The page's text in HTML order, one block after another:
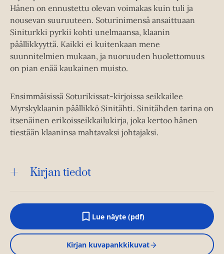
Hänen on ennustettu olevan voimakas kuin tuli ja
nousevan suuruuteen. Soturinimensä ansaittuaan
Siniturkki pyrkii kohti unelmaansa, klaanin
päällikkyyttä. Kaikki ei kuitenkaan mene
suunnitelmien mukaan, ja nuoruuden huolettomuus
on pian enää kaukainen muisto.
Ensimmäisissä Soturikissat-kirjoissa seikkailee
Myrskyklaanin päällikkö Sinitähti. Sinitähden tarina on
itsenäinen erikoisseikkailukirja, joka kertoo hänen
tiestään klaaninsa mahtavaksi johtajaksi.
Kirjan tiedot
Lue näyte (pdf)
A
u
k
e
Kirjan kuvapankkikuvat